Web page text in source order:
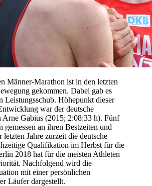
Männer-Marathon ist in den letzten
gekommen. Dabei gab es
Leistungsschub. Höhepunkt dieser
war der deutsche
Gabius (2015; 2:08:33 h). Fünf
gemessen an ihren Bestzeiten und
letzten Jahre zurzeit die deutsche
Qualifikation im Herbst für die
2018 hat für die meisten Athleten
Nachfolgend wird die
mit einer persönlichen
Läufer dargestellt.